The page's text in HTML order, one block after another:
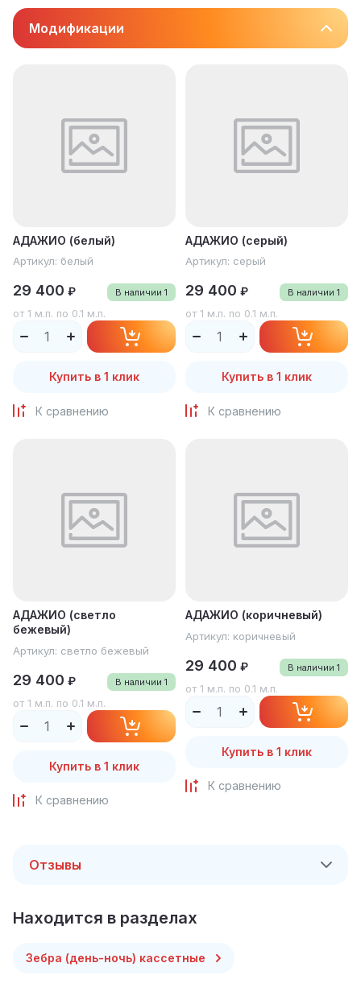
Модификации
АДАЖИО (белый)
Артикул: белый
В наличии 1
29 400 ₽
от 1 м.п. по 0.1 м.п.
Купить в 1 клик
К сравнению
АДАЖИО (серый)
Артикул: серый
В наличии 1
29 400 ₽
от 1 м.п. по 0.1 м.п.
Купить в 1 клик
К сравнению
АДАЖИО (светло
бежевый)
Артикул: светло бежевый
В наличии 1
29 400 ₽
от 1 м.п. по 0.1 м.п.
Купить в 1 клик
К сравнению
АДАЖИО (коричневый)
Артикул: коричневый
В наличии 1
29 400 ₽
от 1 м.п. по 0.1 м.п.
Купить в 1 клик
К сравнению
Отзывы
Находится в разделах
Зебра (день-ночь) кассетные